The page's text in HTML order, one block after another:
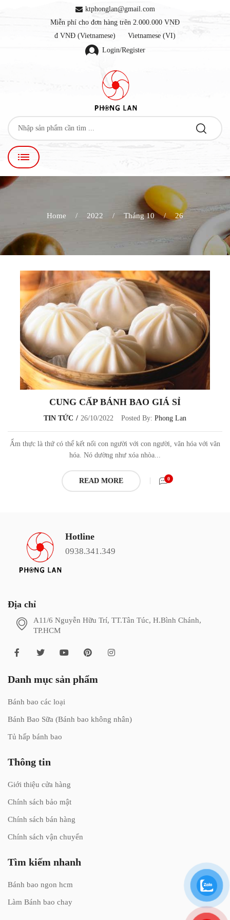
ktphonglan@gmail.com
Miễn phí cho đơn hàng trên 2.000.000 VNĐ
đ VNĐ (Vietnamese)
Vietnamese (VI)
Login/Register
Home 2022 Tháng 10 26
CUNG CẤP BÁNH BAO GIÁ SỈ
TIN TỨC 26/10/2022 Posted By: Phong Lan
Ẩm thực là thứ có thể kết nối con người với con người, văn hóa với văn
hóa. Nó dường như xóa nhòa...
READ MORE 0
Hotline
0938.341.349
Địa chỉ
A11/6 Nguyễn Hữu Trí, TT.Tân Túc, H.Bình Chánh,
TP.HCM
Danh mục sản phẩm
Bánh bao các loại
Bánh Bao Sữa (Bánh bao không nhân)
Tủ hấp bánh bao
Thông tin
Giới thiệu cửa hàng
Chính sách bảo mật
Chính sách bán hàng
Chính sách vận chuyển
Tìm kiếm nhanh
Bánh bao ngon hcm
Làm Bánh bao chay